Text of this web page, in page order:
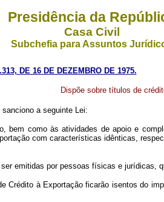
Presidência da
Casa Civil
Subchefia para Assuntos
DE 16 DE DEZEMBRO DE 1975.
Dispõe sobre títulos de
a seguinte Lei:
como às atividades de apoio e
com características idênticas,
emitidas por pessoas físicas e jurídicas,
à Exportação ficarão isentos do